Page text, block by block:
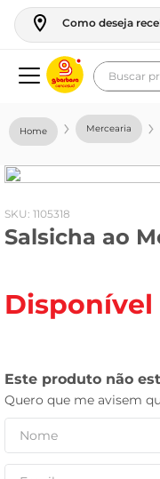
Como deseja
Buscar
Mercearia
: 1105318
Salsicha ao
geladeira
fogao
café
frango
leite pó